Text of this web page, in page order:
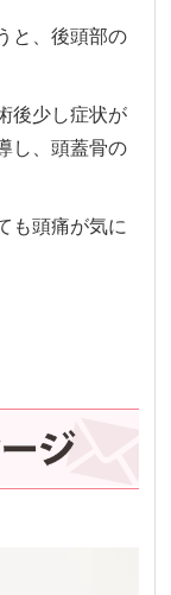
と、後頭部の
後少し症状が
し、頭蓋骨の
も頭痛が気に